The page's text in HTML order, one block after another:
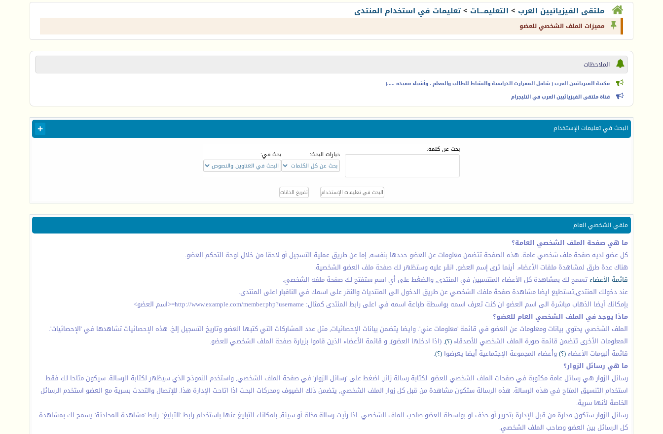
ملتقى الفيزيائيين العرب > التعليمـــات >تعليمات في استخدام المنتدى
مميزات الملف الشخصي للعضو
الملاحظات
مكتبة الفيزيائيين العرب ( شامل المقرارت الدراسية والنشاط للطالب والمعلم ، وأشياء مفيدة .....)
قناة ملتقى الفيزيائيين العرب في التليجرام
البحث في تعليمات الإستخدام
بحث عن كلمة:
خيارات البحث: بحث في:
ملفي الشخصي العام
ما هي صفحة الملف الشخصي العامة؟
كل عضو لديه صفحة ملف شخصي عامة. هذه الصفحة تتضمن معلومات عن العضو حددها بنفسه, إما عن طريق عملية التسجيل أو لاحقا من خلال لوحة التحكم العضو.
هناك عدة طرق لمشاهدة ملفات الأعضاء. أينما ترى إسم العضو, انقر عليه وستظهر لك صفحة ملف العضو الشخصية.
قائمة الأعضاءتسمح لك بمشاهدة كل الأعضاء المنتسبين في المنتدى, والضغط على أي اسم ستفتح لك صفحة ملفه الشخصي.
عند دخولك المنتدى,تستطيع ايضا مشاهدة صفحة ملفك الشخصي عن طريق الدخول الى المنتديات والنقر على اسمك في النافبار اعلى المنتدى.
بإمكانك أيضا الذهاب مباشرة الى اسم العضو ان كنت تعرف اسمه بواسطة طباعة اسمه في اعلى رابط المنتدى كمثال: http://www.example.com/member.php?username=<اسم العضو>
ماذا يوجد في الملف الشخصي العام للعضو؟
الملف الشخصي يحتوي بيانات ومعلومات عن العضو في قائمة 'معلومات عني'. وايضا يتضمن بيانات الإحصائيات, مثل عدد المشاركات التي كتبها العضو وتاريخ التسجيل إلخ. هذه الإحصائيات تشاهدها في 'الإحصائيات'.
المعلومات الأخرى تتضمن قائمة صورة الملف الشخصي للأصدقاء (؟), (اذا ادخلها العضو), و قائمة الأعضاء الذين قاموا بزيارة صفحة الملف الشخصي للعضو.
قائمة ألبومات الأعضاء (؟)وأعضاء المجموعة الإجتماعية أيضا يعرضوا (؟).
ما هي رسائل الزوار؟
رسائل الزوار هي رسائل عامة مكتوبة في صفحات الملف الشخصي للعضو. لكتابة رسالة زائر, اضغط على 'رسائل الزوار' في صفحة الملف الشخصي, واستخدم النموذج الذي سيظهر لكتابة الرسالة. سيكون متاحا لك فقط
استخدام التنسيق المتاح في هذه الرسالة. هذه الرسالة ستكون مشاهدة من قبل كل زوار الملف الشخصي, يتضمن ذلك الضيوف ومحركات البحث اذا اتاحت الإدارة هذا. للإتصال والتحدث بسرية مع العضو استخدم الرسائل
الخاصة لأنها سرية.
رسائل الزوار ستكون مدارة من قبل الإدارة بتحرير أو حذف او بواسطة العضو صاحب الملف الشخصي. اذا رأيت رسالة مخلة أو سيئة, بامكانك التبليغ عنها باستخدام رابط 'التبليغ'. رابط 'مشاهدة المحادثة' يسمح لك بمشاهدة
كل الرسائل بين العضو وصاحب الملف الشخصي.